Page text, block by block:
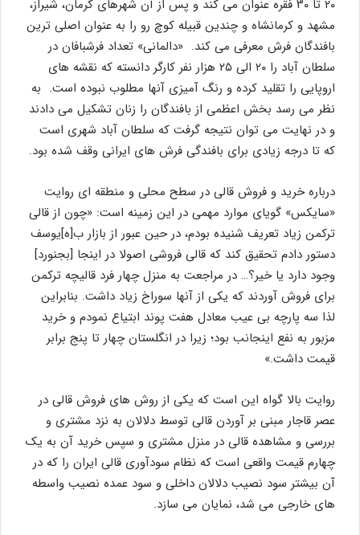
۲۰ تا ۳۰ فقره عنوان می کند و پس از آن شهرهای کرمان، شیراز،
مشهد و کرمانشاه و چندین قبیله کوچ رو را به عنوان اصلی ترین
بافندگان فرش معرفی می کند. «دالمانی» تعداد فرشبافان در
سلطان آباد را ۲۰ الی ۲۵ هزار نفر کارگر دانسته که نقشه های
اروپایی را تقلید کرده و رنگ آمیزی آنها مطلوب نبوده است. به
نظر می رسد بخش اعظمی از بافندگان را زنان تشکیل می دادند
و در نهایت می توان نتیجه گرفت که سلطان آباد شهری است
که تا درجه زیادی برای بافندگی فرش های ایرانی وقف شده بود.
درباره خرید و فروش قالی در سطح محلی و منطقه ای روایت
«سایکس» گویای موارد مهمی در این زمینه است: «چون از قالی
ترکمن زیاد تعریف شنیده بودم، در حین عبور از بازار ب[ه]یوسف
دستور دادم تحقیق کند که قالی فروشی اصولا در اینجا [بجنورد]
وجود دارد یا خیر؟… در مراجعت به منزل چهار فرد قالیچه ترکمن
برای فروش آوردند که یکی از آنها سوراخ زیاد داشت. بنابراین
لذا سه پارچه بی عیب معادل هفت پوند ابتیاع نمودم و خرید
مزبور به نفع اینجانب بود؛ زیرا در انگلستان چهار تا پنج برابر
قیمت داشت.»
روایت بالا گواه این است که یکی از روش های فروش قالی در
عصر قاجار مبنی بر آوردن قالی توسط دلالان به نزد مشتری و
بررسی و مشاهده قالی در منزل مشتری و سپس خرید آن به یک
چهارم قیمت واقعی است که نظام سودآوری قالی ایران را که در
آن بیشتر سود نصیب دلالان داخلی و سود عمده نصیب واسطه
های خارجی می شد، نمایان می سازد.